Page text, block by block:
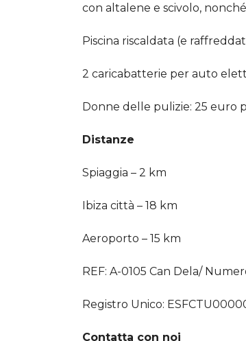
con altalene e scivolo,
Piscina riscaldata (e
2 caricabatterie per auto
Donne delle pulizie: 25 euro
Distanze
Spiaggia – 2 km
Ibiza città – 18 km
Aeroporto – 15 km
REF: A-0105 Can Dela/
Registro Unico:
Contatta con noi